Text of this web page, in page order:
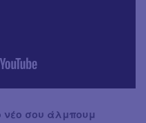
νέο σου άλμπουμ